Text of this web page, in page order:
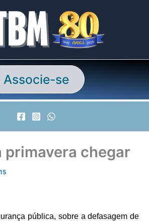
Associe-se
primavera chegar
pública, sobre a defasagem de